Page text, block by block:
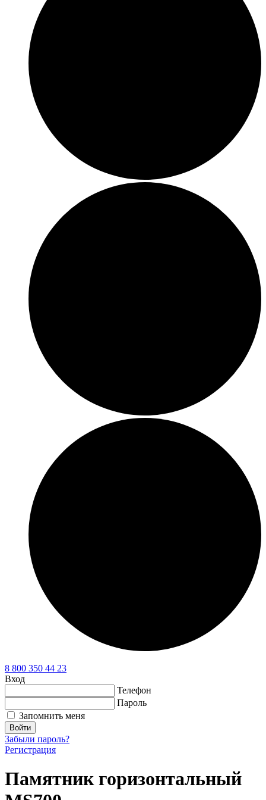
8 800 350 44 23
Вход
Телефон
Пароль
Запомнить меня
Войти
Забыли пароль?
Регистрация
Памятник горизонтальный